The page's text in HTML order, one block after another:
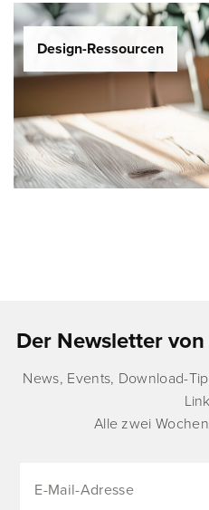
Design-Ressourcen
Der Newsletter
News, Events, Download-
Alle zwei